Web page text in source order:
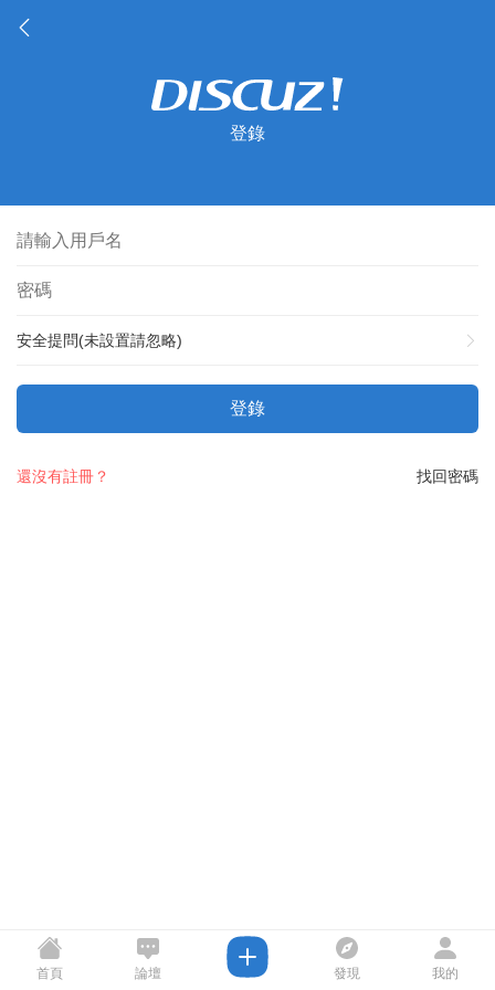
登錄
安全提問(未設置請忽略)
登錄
找回密碼
還沒有註冊？
首頁 論壇 發現 我的